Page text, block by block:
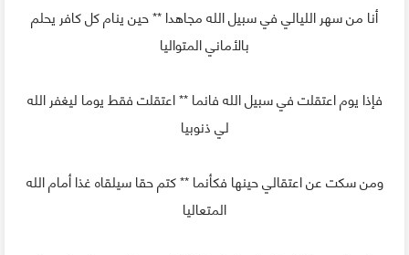
أنا من سهر الليالي في سبيل الله مجاهدا ** حين ينام كل كافر يحلم
بالأماني المتواليا
فإذا يوم اعتقلت في سبيل الله فانما ** اعتقلت فقط يوما ليغفر الله
لي ذنوبيا
ومن سكت عن اعتقالي حينها فكأنما ** كتم حقا سيلقاه غذا أمام الله
المتعاليا